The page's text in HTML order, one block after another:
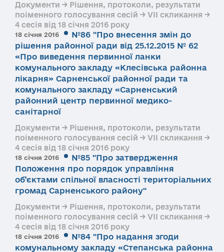
Документи → Рішення, протоколи, результати
поіменного голосування сесій → VII скликання →
4 сесія від 18 січня 2016 року
18 січня 2016
№86 "Про внесення змін до
рішення районної ради від 25.12.2015 № 62
«Про виведення первинної ланки
комунального закладу «Клесівська районна
лікарня» Сарненської районної ради та
комунального закладу «Сарненський
районний центр первинної медико-
санітарної
Документи → Рішення, протоколи, результати
поіменного голосування сесій → VII скликання →
4 сесія від 18 січня 2016 року
18 січня 2016
№85 "Про затвердження
Положення про порядок управління
об’єктами спільної власності територіальних
громад Сарненського району"
Документи → Рішення, протоколи, результати
поіменного голосування сесій → VII скликання →
4 сесія від 18 січня 2016 року
18 січня 2016
№84 "Про надання згоди
комунальному закладу «Степанська районна